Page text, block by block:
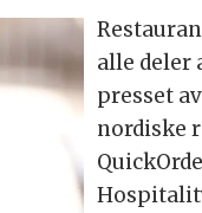
alle deler
presset
nordiske